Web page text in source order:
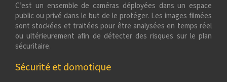
C’est un ensemble de caméras déployées dans un espace
public ou privé dans le but de le protéger. Les images filmées
sont stockées et traitées pour être analysées en temps réel
ou ultérieurement afin de détecter des risques sur le plan
sécuritaire.
Sécurité et domotique